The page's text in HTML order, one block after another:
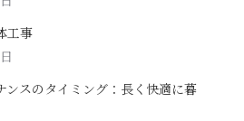
工事
ンスのタイミング：長く快適に暮